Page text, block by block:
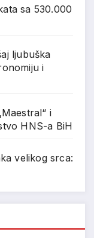
sa 530.000
ljubuška
i
i
HNS-a BiH
velikog srca: